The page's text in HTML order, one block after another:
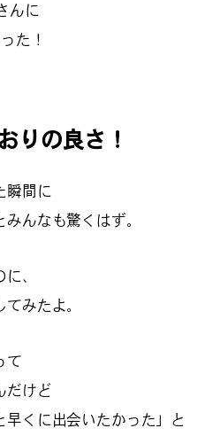
行かない海外旅
暮らす理由
足
んに
た！
りの良さ！
瞬間に
んなも驚くはず。
、
みたよ。
て
だけど
くに出会いたかった」と